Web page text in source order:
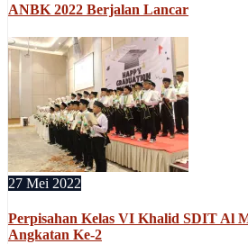
ANBK 2022 Berjalan Lancar
27 Mei 2022
Perpisahan Kelas VI Khalid SDIT Al
Angkatan Ke-2